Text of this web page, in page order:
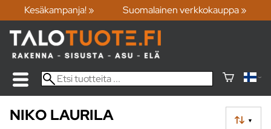
Kesäkampanja! » Suomalainen verkkokauppa »
▼
NIKO LAURILA